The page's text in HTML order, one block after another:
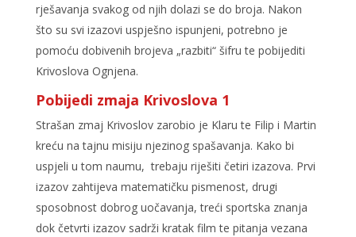
rješavanja svakog od njih dolazi se do broja. Nakon
što su svi izazovi uspješno ispunjeni, potrebno je
pomoću dobivenih brojeva „razbiti“ šifru te pobijediti
Krivoslova Ognjena.
Pobijedi zmaja Krivoslova 1
Strašan zmaj Krivoslov zarobio je Klaru te Filip i Martin
kreću na tajnu misiju njezinog spašavanja. Kako bi
uspjeli u tom naumu, trebaju riješiti četiri izazova. Prvi
izazov zahtijeva matematičku pismenost, drugi
sposobnost dobrog uočavanja, treći sportska znanja
dok četvrti izazov sadrži kratak film te pitanja vezana